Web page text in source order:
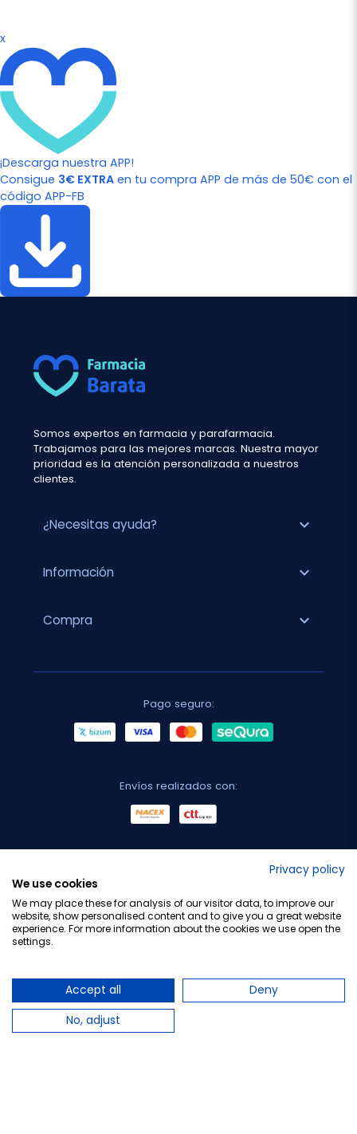
x
¡Descarga nuestra APP!
Consigue 3€ EXTRA en tu compra APP de más de 50€ con el
código APP-FB
Somos expertos en farmacia y parafarmacia.
Trabajamos para las mejores marcas. Nuestra mayor
prioridad es la atención personalizada a nuestros
clientes.
¿Necesitas ayuda? expand_more
Información expand_more
Compra expand_more
Pago seguro:
Envíos realizados con:
Privacy policy
We use cookies
We may place these for analysis of our visitor data, to improve our
website, show personalised content and to give you a great website
experience. For more information about the cookies we use open the
settings.
Accept all
Deny
No, adjust